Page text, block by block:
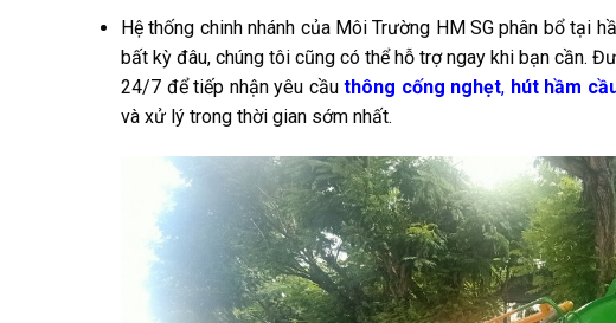
Hệ thống chinh nhánh của Môi Trường HM SG phân bổ tại
bất kỳ đâu, chúng tôi cũng có thể hỗ trợ ngay khi bạn cần.
24/7 để tiếp nhận yêu cầu thông cống nghẹt, hút hầm
và xử lý trong thời gian sớm nhất.